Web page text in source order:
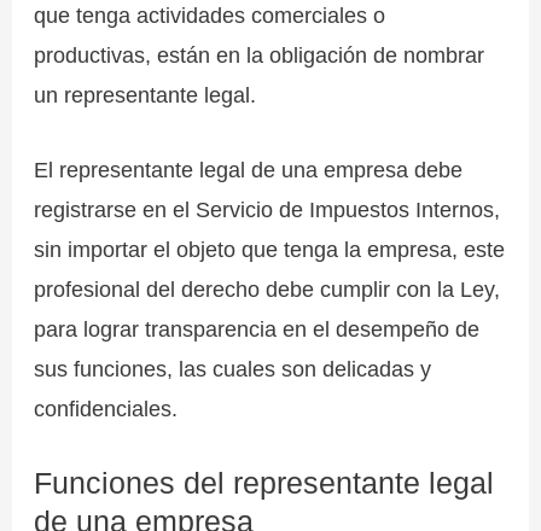
que tenga actividades comerciales o
productivas, están en la obligación de nombrar
un representante legal.
El representante legal de una empresa debe
registrarse en el Servicio de Impuestos Internos,
sin importar el objeto que tenga la empresa, este
profesional del derecho debe cumplir con la Ley,
para lograr transparencia en el desempeño de
sus funciones, las cuales son delicadas y
confidenciales.
Funciones del representante legal
de una empresa